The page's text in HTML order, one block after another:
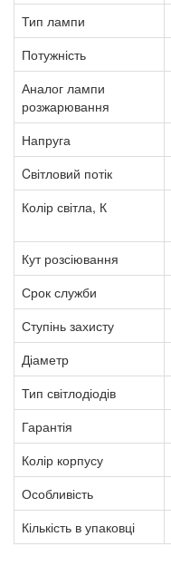
Тип лампи
Потужність
Аналог лампи
розжарювання
Напруга
Cвітловий потік
Колір світла, К
Кут розсіювання
Срок служби
Ступінь захисту
Діаметр
Тип світлодіодів
Гарантія
Колір корпусу
Особливість
Кількість в упаковці